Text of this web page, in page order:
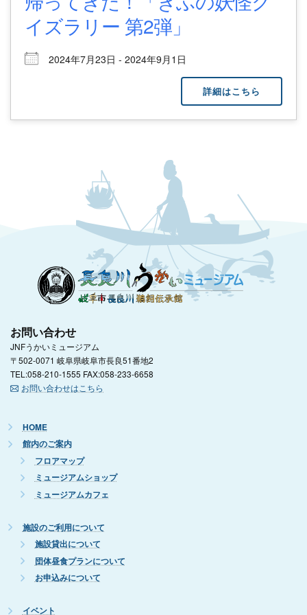
イズラリー 第2弾」
2024年7月23日 - 2024年9月1日
詳細はこちら
お問い合わせ
JNFうかいミュージアム
〒502-0071 岐阜県岐阜市長良51番地2
TEL:058-210-1555 FAX:058-233-6658
お問い合わせはこちら
HOME
館内のご案内
フロアマップ
ミュージアムショップ
ミュージアムカフェ
施設のご利用について
施設貸出について
団体昼食プランについて
お申込みについて
イベント